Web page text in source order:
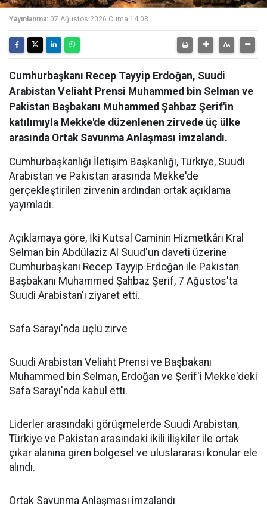
Yayınlanma: 07 Ağustos 2026 Cuma 14:03
Cumhurbaşkanı Recep Tayyip Erdoğan, Suudi
Arabistan Veliaht Prensi Muhammed bin Selman ve
Pakistan Başbakanı Muhammed Şahbaz Şerif'in
katılımıyla Mekke'de düzenlenen zirvede üç ülke
arasında Ortak Savunma Anlaşması imzalandı.
Cumhurbaşkanlığı İletişim Başkanlığı, Türkiye, Suudi
Arabistan ve Pakistan arasında Mekke'de
gerçekleştirilen zirvenin ardından ortak açıklama
yayımladı.
Açıklamaya göre, İki Kutsal Caminin Hizmetkârı Kral
Selman bin Abdülaziz Al Suud'un daveti üzerine
Cumhurbaşkanı Recep Tayyip Erdoğan ile Pakistan
Başbakanı Muhammed Şahbaz Şerif, 7 Ağustos'ta
Suudi Arabistan'ı ziyaret etti.
Safa Sarayı'nda üçlü zirve
Suudi Arabistan Veliaht Prensi ve Başbakanı
Muhammed bin Selman, Erdoğan ve Şerif'i Mekke'deki
Safa Sarayı'nda kabul etti.
Liderler arasındaki görüşmelerde Suudi Arabistan,
Türkiye ve Pakistan arasındaki ikili ilişkiler ile ortak
çıkar alanına giren bölgesel ve uluslararası konular ele
alındı.
Ortak Savunma Anlaşması imzalandı